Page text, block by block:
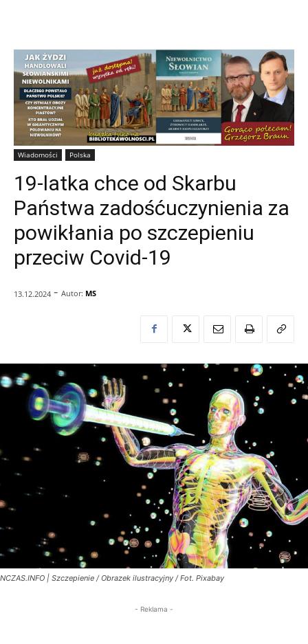
Wiadomości Polska
19-latka chce od Skarbu
Państwa zadośćuczynienia za
powikłania po szczepieniu
przeciw Covid-19
13.12.2024 - Autor: MS
NCZAS.INFO | Szczepienie / Obrazek ilustracyjny / Fot. Pixabay
- Reklama -